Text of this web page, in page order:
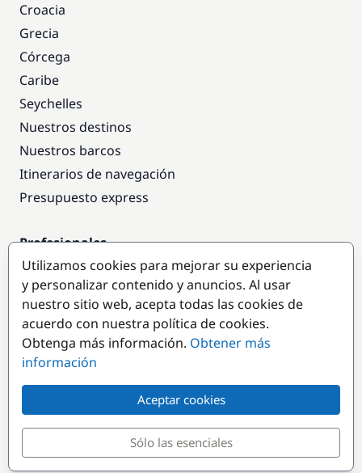
Croacia
Grecia
Córcega
Caribe
Seychelles
Nuestros destinos
Nuestros barcos
Itinerarios de navegación
Presupuesto express
Profesionales
Acceso empresas
Colaborar como empresa
Destinos populares
Utilizamos cookies para mejorar su experiencia
y personalizar contenido y anuncios. Al usar
nuestro sitio web, acepta todas las cookies de
acuerdo con nuestra política de cookies.
Obtenga más información. Obtener más
información
Aceptar cookies
Sólo las esenciales